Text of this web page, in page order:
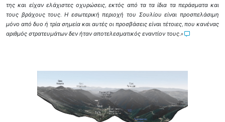
της και είχαν ελάχιστες οχυρώσεις, εκτός από τα τα ίδια τα περάσματα και
τους βράχους τους. Η εσωτερική περιοχή του Σουλίου είναι προσπελάσιμη
μόνο από δυο ή τρία σημεία και αυτές οι προσβάσεις είναι τέτοιες, που κανένας
αριθμός στρατευμάτων δεν ήταν αποτελεσματικός εναντίον τους.»